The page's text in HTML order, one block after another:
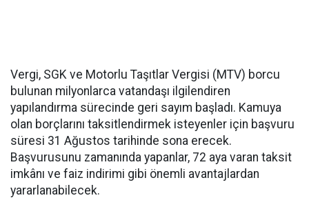
Vergi, SGK ve Motorlu Taşıtlar Vergisi (MTV) borcu
bulunan milyonlarca vatandaşı ilgilendiren
yapılandırma sürecinde geri sayım başladı. Kamuya
olan borçlarını taksitlendirmek isteyenler için başvuru
süresi 31 Ağustos tarihinde sona erecek.
Başvurusunu zamanında yapanlar, 72 aya varan taksit
imkânı ve faiz indirimi gibi önemli avantajlardan
yararlanabilecek.